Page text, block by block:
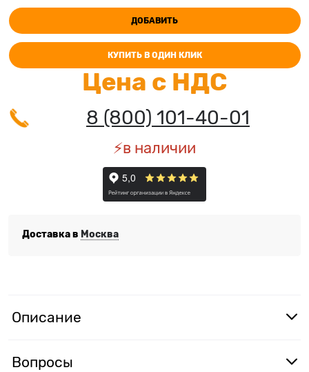
ДОБАВИТЬ
КУПИТЬ В ОДИН КЛИК
Цена с НДС
8 (800) 101-40-01
⚡️в наличии
Доставка в Москва
Описание
Вопросы